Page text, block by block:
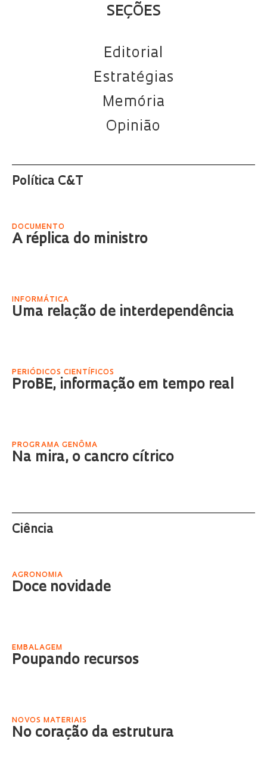
SEÇÕES
Editorial
Estratégias
Memória
Opinião
Política C&T
DOCUMENTO
A réplica do ministro
INFORMÁTICA
Uma relação de interdependência
PERIÓDICOS CIENTÍFICOS
ProBE, informação em tempo real
PROGRAMA GENÔMA
Na mira, o cancro cítrico
Ciência
AGRONOMIA
Doce novidade
EMBALAGEM
Poupando recursos
NOVOS MATERIAIS
No coração da estrutura